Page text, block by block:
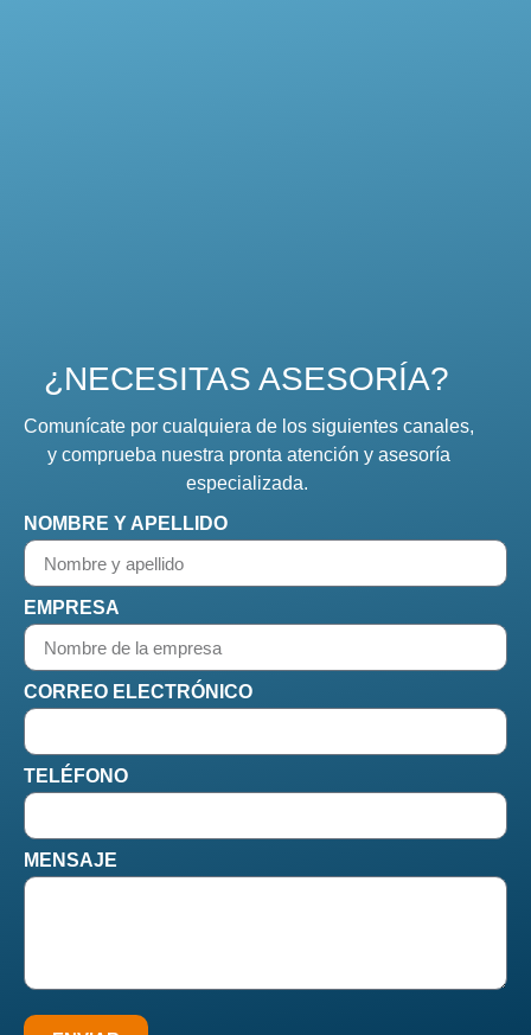
¿NECESITAS ASESORÍA?
Comunícate por cualquiera de los siguientes canales,
y comprueba nuestra pronta atención y asesoría
especializada.
NOMBRE Y APELLIDO
EMPRESA
CORREO ELECTRÓNICO
TELÉFONO
MENSAJE